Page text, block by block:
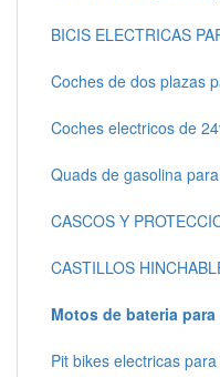
BICIS ELECTRICAS
Coches de dos plazas
Coches electricos de
Quads de gasolina
CASCOS Y
CASTILLOS
Motos de bateria
Pit bikes electricas